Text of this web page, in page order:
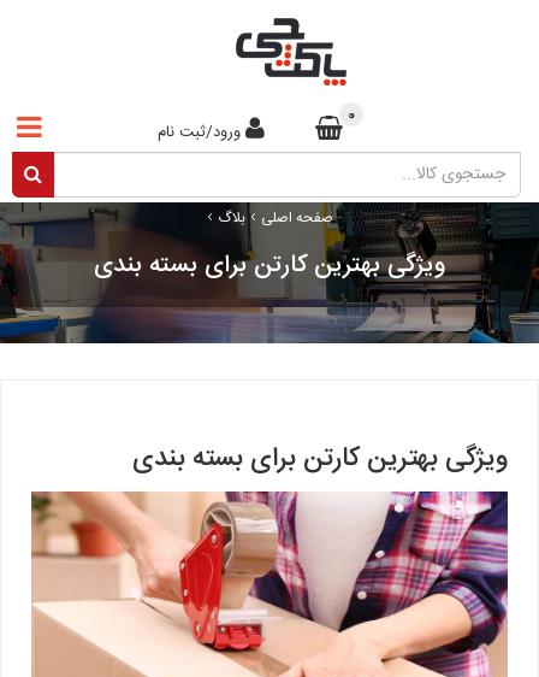
ورود/ثبت نام
0
صفحه اصلی › بلاگ ›
ویژگی بهترین کارتن برای بسته بندی
ویژگی بهترین کارتن برای بسته بندی